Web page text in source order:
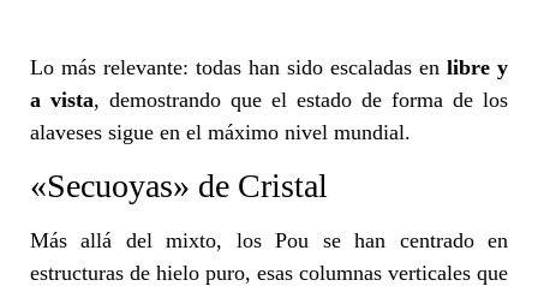
Lo más relevante: todas han sido escaladas en libre y
a vista, demostrando que el estado de forma de los
alaveses sigue en el máximo nivel mundial.
«Secuoyas» de Cristal
Más allá del mixto, los Pou se han centrado en
estructuras de hielo puro, esas columnas verticales que